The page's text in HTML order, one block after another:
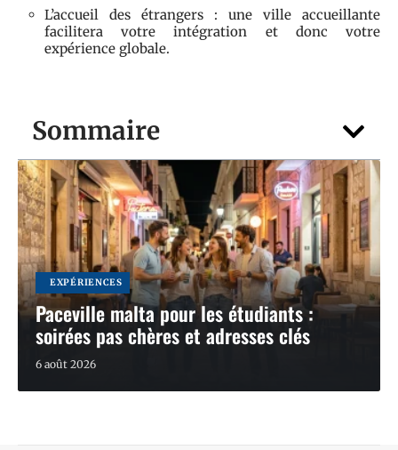
Sommaire
EXPÉRIENCES
Paceville malta pour les étudiants :
soirées pas chères et adresses clés
6 août 2026
L’accueil des étrangers : une ville accueillante
facilitera votre intégration et donc votre
expérience globale.